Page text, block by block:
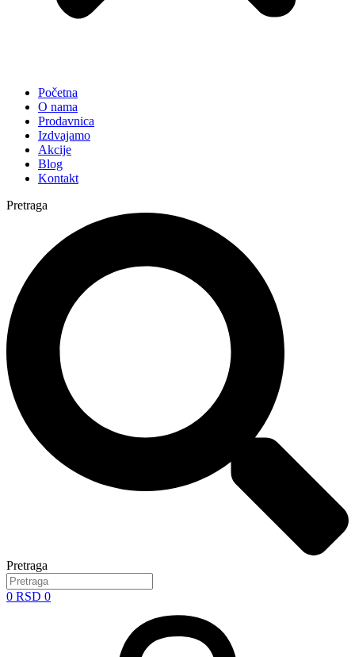
Početna
O nama
Prodavnica
Izdvajamo
Akcije
Blog
Kontakt
Pretraga
Pretraga
0 RSD 0